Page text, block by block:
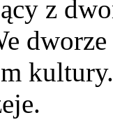
z